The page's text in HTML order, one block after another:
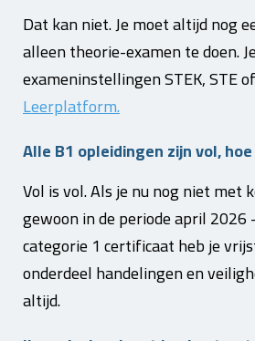
Dat kan niet. Je moet altijd nog
alleen theorie-examen te doen.
exameninstellingen STEK, STE
Leerplatform.
Alle B1 opleidingen zijn vol,
Vol is vol. Als je nu nog niet
gewoon in de periode april
categorie 1 certificaat heb je
onderdeel handelingen en
altijd.